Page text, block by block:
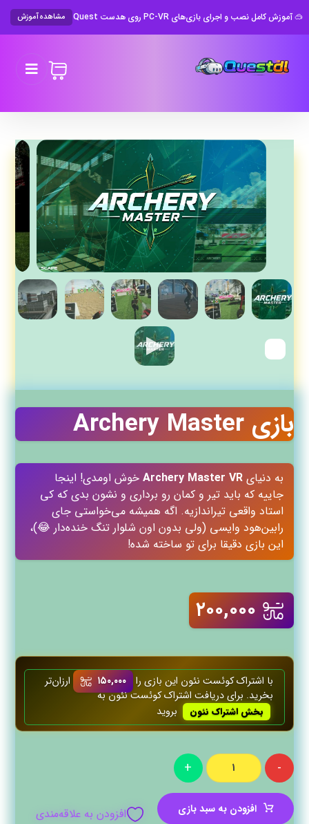
🥽 آموزش کامل نصب و اجرای بازی‌های PC-VR روی هدست Meta Quest مشاهده آموزش
بازی Archery Master
به دنیایArchery Master VR خوش اومدی! اینجا
جاییه که باید تیر و کمان رو برداری و نشون بدی که کی
استاد واقعی تیراندازیه. اگه همیشه می‌خواستی جای
رابین‌هود وایسی (ولی بدون اون شلوار تنگ خنده‌دار 😂)،
این بازی دقیقا برای تو ساخته شده!
۲۰۰,۰۰۰
با اشتراک کوئست‌ نئون این بازی را ۱۵۰,۰۰۰
ارزان‌تر
بخرید. برای دریافت اشتراک کوئست‌ نئون به
بخش اشتراک نئون بروید
-
+
افزودن به سبد بازی افزودن به علاقه‌مندی